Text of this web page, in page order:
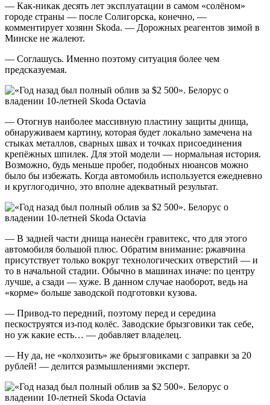
— Как-никак десять лет эксплуатации в самом «солёном»
городе страны — после Солигорска, конечно, —
комментирует хозяин Skoda. — Дорожных реагентов зимой в
Минске не жалеют.
— Соглашусь. Именно поэтому ситуация более чем
предсказуемая.
— Отогнув наиболее массивную пластину защиты днища,
обнаруживаем картину, которая будет локально замечена на
стыках металлов, сварных швах и точках присоединения
крепёжных шпилек. Для этой модели — нормальная история.
Возможно, будь меньше пробег, подобных нюансов можно
было бы избежать. Когда автомобиль используется ежедневно
и круглогодично, это вполне адекватный результат.
— В задней части днища нанесён гравитекс, что для этого
автомобиля большой плюс. Обратим внимание: ржавчина
присутствует только вокруг технологических отверстий — и
то в начальной стадии. Обычно в машинах иначе: по центру
лучше, а сзади — хуже. В данном случае наоборот, ведь на
«корме» больше заводской подготовки кузова.
— Привод-то передний, поэтому перед и середина
пескоструятся из-под колёс. Заводские брызговики так себе,
но уж какие есть… — добавляет владелец.
— Ну да, не «колхозить» же брызговиками с заправки за 20
рублей! — делится размышлениями эксперт.